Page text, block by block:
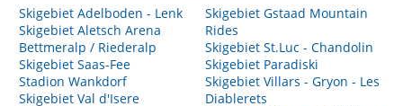
Skigebiet Adelboden - Lenk
Skigebiet Aletsch Arena
Bettmeralp / Riederalp
Skigebiet Saas-Fee
Stadion Wankdorf
Skigebiet Val d'Isere
Skigebiet Gstaad Mountain
Rides
Skigebiet St.Luc - Chandolin
Skigebiet Paradiski
Skigebiet Villars - Gryon - Les
Diablerets